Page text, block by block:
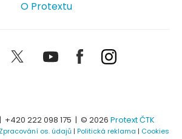
O Protextu
TwitterYoutubeFacebookInstagram
| +420 222 098 175 | © 2026 Protext ČTK
Zpracování os. údajů| Politická reklama | Cookies